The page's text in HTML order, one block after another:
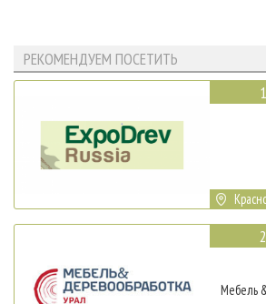
РЕКОМЕНДУЕМ ПОСЕТИТЬ
Мебель